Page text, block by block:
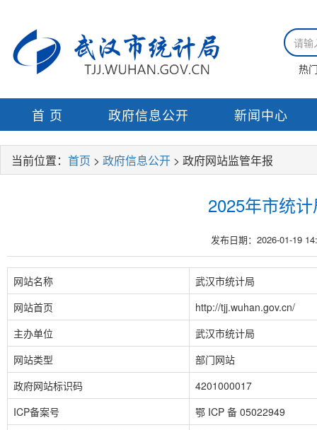
热
首 页 政府信息公开 新闻中心
当前位置： 首页 > 政府信息公开 > 政府网站监管年报
2025年市统
发布日期：2026-01-19
网站名称
武汉市统计局
网站首页
http://tjj.wuhan.gov.cn/
主办单位
武汉市统计局
网站类型
部门网站
政府网站标识码
4201000017
ICP备案号
鄂 ICP 备 05022949